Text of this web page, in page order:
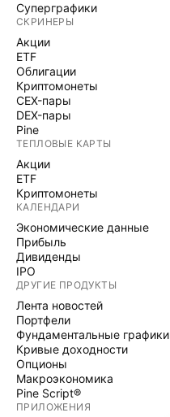
Суперграфики
СКРИНЕРЫ
Акции
ETF
Облигации
Криптомонеты
CEX-пары
DEX-пары
Pine
ТЕПЛОВЫЕ КАРТЫ
Акции
ETF
Криптомонеты
КАЛЕНДАРИ
Экономические данные
Прибыль
Дивиденды
IPO
ДРУГИЕ ПРОДУКТЫ
Лента новостей
Портфели
Фундаментальные графики
Кривые доходности
Опционы
Макроэкономика
Pine Script®
ПРИЛОЖЕНИЯ